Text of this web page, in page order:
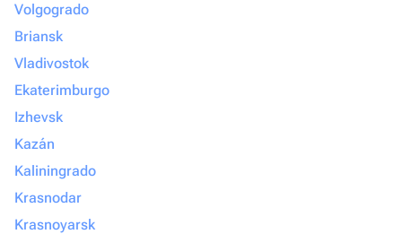
Volgogrado
Briansk
Vladivostok
Ekaterimburgo
Izhevsk
Kazán
Kaliningrado
Krasnodar
Krasnoyarsk